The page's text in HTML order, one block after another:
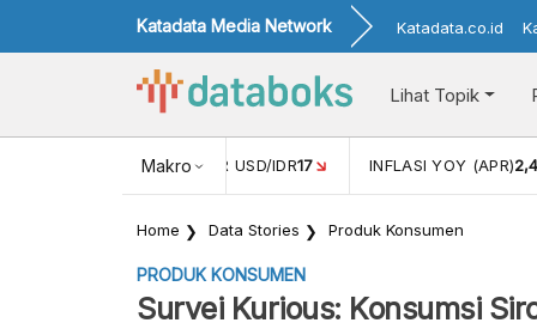
Katadata Media Network Katadata.co.id
Lihat Topik
Makro
NILAI TUKAR USD/IDR17 INFLASI YOY (APR)
Home Data Stories Produk Konsumen
PRODUK KONSUMEN
Survei Kurious: Konsumsi